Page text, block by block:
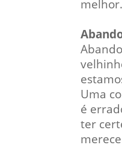
melhor.
Uma
é
ter